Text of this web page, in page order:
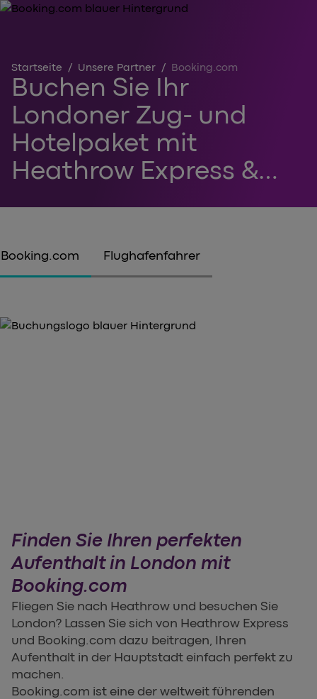
Startseite / Unsere Partner / Booking.com
Buchen Sie Ihr
Londoner Zug- und
Hotelpaket mit
Heathrow Express &
Booking.com Flughafenfahrer
Finden Sie Ihren perfekten
Aufenthalt in London mit
Booking.com
Fliegen Sie nach Heathrow und besuchen Sie
London? Lassen Sie sich von Heathrow Express
und Booking.com dazu beitragen, Ihren
Aufenthalt in der Hauptstadt einfach perfekt zu
machen.
Booking.com ist eine der weltweit führenden